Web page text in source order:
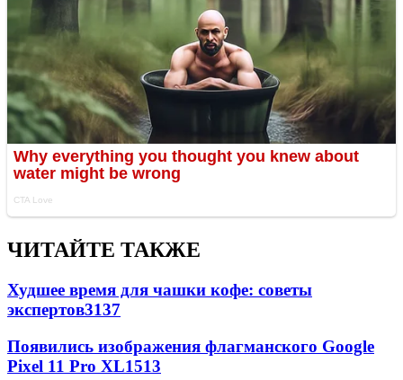
ЧИТАЙТЕ ТАКЖЕ
Худшее время для чашки кофе: советы
экспертов3137
Появились изображения флагманского Google
Pixel 11 Pro XL1513